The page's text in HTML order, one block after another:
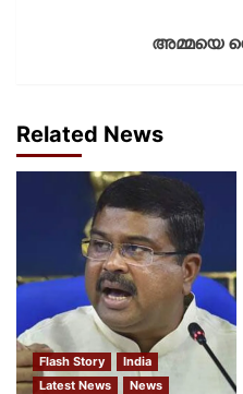
അമ്മയെ
Related News
Flash Story
India
Latest News
News